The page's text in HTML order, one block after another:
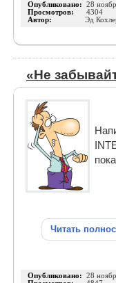
Опубликовано: 28
Просмотров: 4304
Автор: Эд
«Не
Читать
Опубликовано: 28